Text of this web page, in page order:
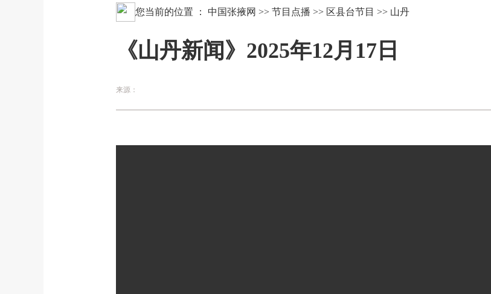
您当前的位置 ： 中国张掖网 >> 节目点播 >> 区县台节目 >> 山丹
《山丹新闻》2025年12月17日
来源：